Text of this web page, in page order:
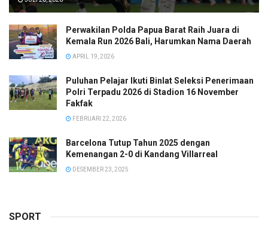
Perwakilan Polda Papua Barat Raih Juara di
Kemala Run 2026 Bali, Harumkan Nama Daerah
APRIL 19, 2026
Puluhan Pelajar Ikuti Binlat Seleksi Penerimaan
Polri Terpadu 2026 di Stadion 16 November
Fakfak
FEBRUARI 22, 2026
Barcelona Tutup Tahun 2025 dengan
Kemenangan 2-0 di Kandang Villarreal
DESEMBER 23, 2025
SPORT